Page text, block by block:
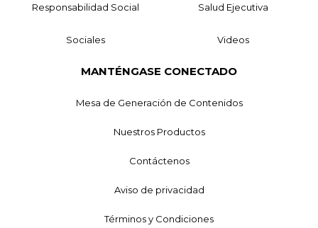
Responsabilidad Social Salud Ejecutiva
Sociales Videos
MANTÉNGASE CONECTADO
Mesa de Generación de Contenidos
Nuestros Productos
Contáctenos
Aviso de privacidad
Términos y Condiciones